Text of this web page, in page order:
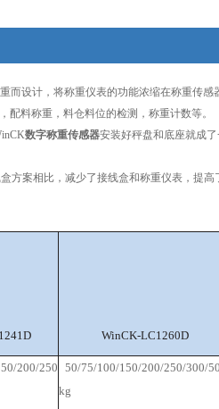
而设计，将称重仪表的功能浓缩在称重传
配料称重，料仓料位的检测，称重计数等。
数字称重传感器安装好秤盘和底座就成
案相比，减少了接线盒和称重仪表，提高
WinCK-LC1260D
200/250
50/75/100/150/200/250/300/
kg